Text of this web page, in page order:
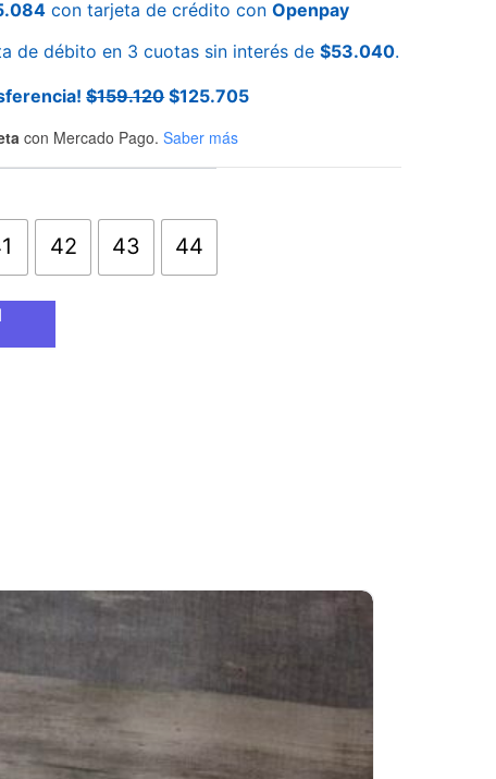
con tarjeta de crédito conOpenpay
de débito en 3 cuotas sin interés de$53.040.
$159.120 $125.705
con Mercado Pago. Saber más
42 43 44